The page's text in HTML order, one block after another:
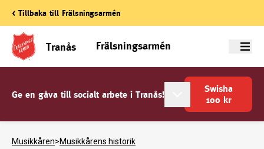
< Tillbaka till Frälsningsarmén
Tranås Frälsningsarmén Meny
Ge en gåva till socialt arbete i Tranås!
Swisha
100 kr
Musikkåren>Musikkårens historik